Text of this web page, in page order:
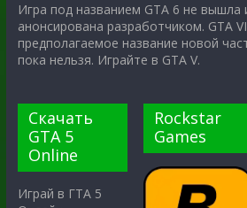
Игра под названием GTA 6 не
анонсирована разработчиком. GTA
предполагаемое название новой
пока нельзя. Играйте в GTA V.
Скачать
GTA 5
Online
Играй в ГТА 5
Rockstar
Games